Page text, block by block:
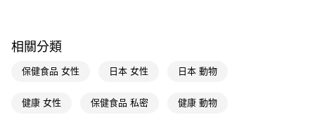
【「AFTEE先享後付」結帳流程】
結帳頁面，進行簡訊認證並確認金額後，即可完成結帳。
３．收到繳費通知簡訊後14天內，點擊此簡訊中的連結，可透過四大超商／
每筆NT$65，滿NT$390(含以上)免運費
付款後全家取貨
相關分類
保健食品 女性 日本 女性 日本 動物
健康 女性 保健食品 私密 健康 動物